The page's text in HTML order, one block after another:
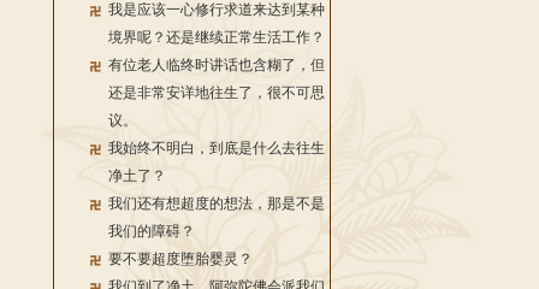
我是应该一心修行求道来达到某种
境界呢？还是继续正常生活工作？
有位老人临终时讲话也含糊了，但
还是非常安详地往生了，很不可思
议。
我始终不明白，到底是什么去往生
净土了？
我们还有想超度的想法，那是不是
我们的障碍？
要不要超度堕胎婴灵？